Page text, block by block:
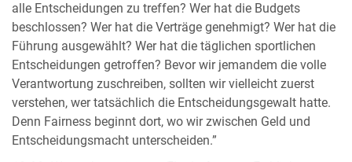
alle Entscheidungen zu treffen? Wer hat die Budgets
beschlossen? Wer hat die Verträge genehmigt? Wer hat die
Führung ausgewählt? Wer hat die täglichen sportlichen
Entscheidungen getroffen? Bevor wir jemandem die volle
Verantwortung zuschreiben, sollten wir vielleicht zuerst
verstehen, wer tatsächlich die Entscheidungsgewalt hatte.
Denn Fairness beginnt dort, wo wir zwischen Geld und
Entscheidungsmacht unterscheiden.”